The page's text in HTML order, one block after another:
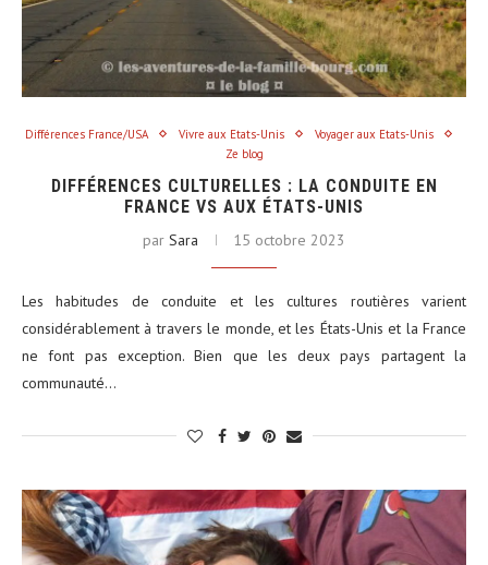
Différences France/USA Vivre aux Etats-Unis
Voyager aux Etats-Unis
Ze blog
DIFFÉRENCES CULTURELLES : LA CONDUITE EN
FRANCE VS AUX ÉTATS-UNIS
par Sara 15 octobre 2023
Les habitudes de conduite et les cultures routières varient
considérablement à travers le monde, et les États-Unis et la France
ne font pas exception. Bien que les deux pays partagent la
communauté…